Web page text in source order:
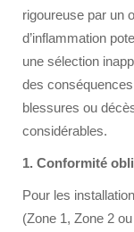
rigoureuse par un
d’inflammation
une sélection
des
blessures ou
considérables.
1. Conformité
Pour les
(Zone 1, Zone 2